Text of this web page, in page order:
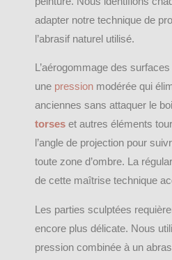
adapter notre technique de
l’abrasif naturel utilisé.
L’aérogommage des
une pression modérée qui
anciennes sans attaquer le
torses et autres éléments
l’angle de projection pour
toute zone d’ombre. La
de cette maîtrise technique
Les parties sculptées
encore plus délicate. Nous
pression combinée à un